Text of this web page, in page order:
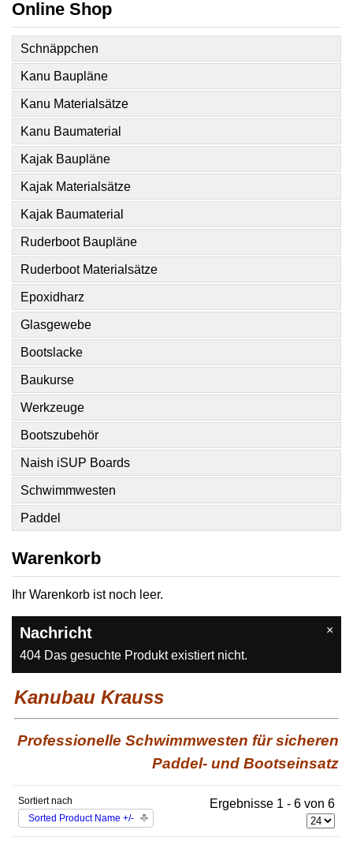
Online Shop
Schnäppchen
Kanu Baupläne
Kanu Materialsätze
Kanu Baumaterial
Kajak Baupläne
Kajak Materialsätze
Kajak Baumaterial
Ruderboot Baupläne
Ruderboot Materialsätze
Epoxidharz
Glasgewebe
Bootslacke
Baukurse
Werkzeuge
Bootszubehör
Naish iSUP Boards
Schwimmwesten
Paddel
Warenkorb
Ihr Warenkorb ist noch leer.
×
Nachricht
404 Das gesuchte Produkt existiert nicht.
Kanubau Krauss
Professionelle Schwimmwesten für sicheren
Paddel- und Bootseinsatz
Sortiert nach
Sorted Product Name +/-
Ergebnisse 1 - 6 von 6